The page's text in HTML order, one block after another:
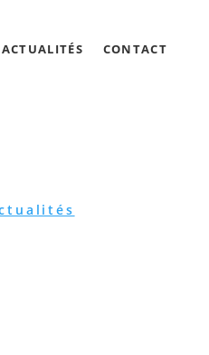
ACTUALITÉS CONTACT